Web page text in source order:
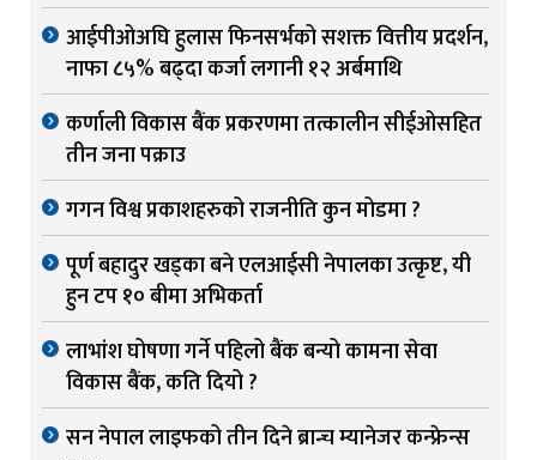
आईपीओअघि हुलास फिनसर्भको सशक्त वित्तीय प्रदर्शन,
नाफा ८५% बढ्दा कर्जा लगानी १२ अर्बमाथि
कर्णाली विकास बैंक प्रकरणमा तत्कालीन सीईओसहित
तीन जना पक्राउ
गगन विश्व प्रकाशहरुको राजनीति कुन मोडमा ?
पूर्ण बहादुर खड्का बने एलआईसी नेपालका उत्कृष्ट, यी
हुन टप १० बीमा अभिकर्ता
लाभांश घोषणा गर्ने पहिलो बैंक बन्यो कामना सेवा
विकास बैंक, कति दियो ?
सन नेपाल लाइफको तीन दिने ब्रान्च म्यानेजर कन्फ्रेन्स